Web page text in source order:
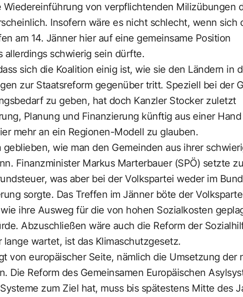
Wiedereinführung von verpflichtenden Milizübungen
Insofern wäre es nicht schlecht, wenn sich
am 14. Jänner hier auf eine gemeinsame Position
allerdings schwierig sein dürfte.
sich die Koalition einig ist, wie sie den Ländern in
zur Staatsreform gegenüber tritt. Speziell bei der
zu geben, hat doch Kanzler Stocker zuletzt
Planung und Finanzierung künftig aus einer
mehr an ein Regionen-Modell zu glauben.
wie man den Gemeinden aus ihrer
Finanzminister Markus Marterbauer (SPÖ) setzte
was aber bei der Volkspartei weder im
sorgte. Das Treffen im Jänner böte der
ihre Ausweg für die von hohen Sozialkosten
Abzuschließen wäre auch die Reform der
lange wartet, ist das Klimaschutzgesetz.
von europäischer Seite, nämlich die Umsetzung der
Die Reform des Gemeinsamen Europäischen
zum Ziel hat, muss bis spätestens Mitte des